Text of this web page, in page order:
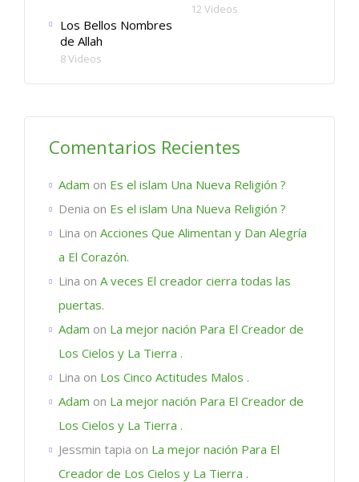
12 Videos
Los Bellos Nombres
de Allah
8 Videos
Comentarios Recientes
Adam on Es el islam Una Nueva Religión ?
Denia on Es el islam Una Nueva Religión ?
Lina on Acciones Que Alimentan y Dan Alegría
a El Corazón.
Lina on A veces El creador cierra todas las
puertas.
Adam on La mejor nación Para El Creador de
Los Cielos y La Tierra .
Lina on Los Cinco Actitudes Malos .
Adam on La mejor nación Para El Creador de
Los Cielos y La Tierra .
Jessmin tapia on La mejor nación Para El
Creador de Los Cielos y La Tierra .